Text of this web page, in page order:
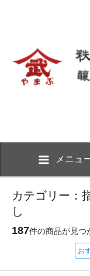
メニュ
カテゴリー：
し
187件の商品が見つ
お